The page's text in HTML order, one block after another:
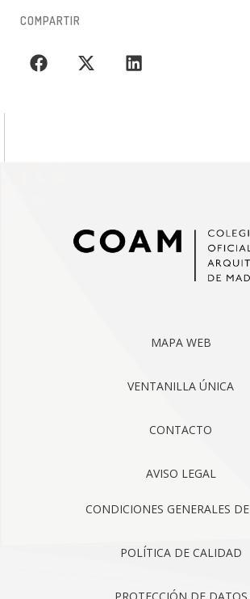
COMPARTIR
MAPA WEB
VENTANILLA ÚNICA
CONTACTO
AVISO LEGAL
CONDICIONES GENERALES
POLÍTICA DE CALIDAD
PROTECCIÓN DE DATOS